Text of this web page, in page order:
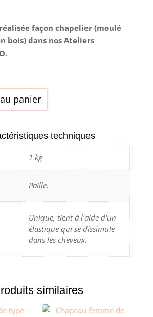
façon chapelier (moulé
bois) dans nos Ateliers
panier
techniques
1 kg
Paille.
Unique, tient à l'aide d'un
élastique qui se dissimule
dans les cheveux.
similaires